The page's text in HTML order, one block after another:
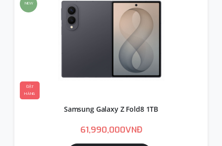
NEW
ĐẶT
HÀNG
Samsung Galaxy Z Fold8 1TB
61,990,000VNĐ